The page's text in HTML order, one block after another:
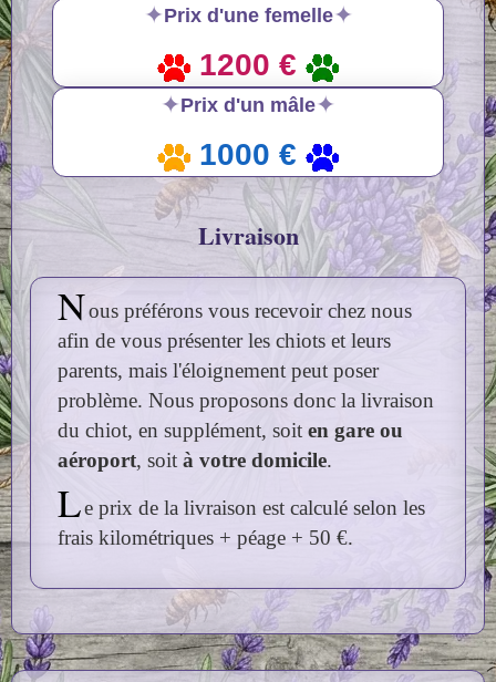
✦Prix d'une femelle✦
1200 €
✦Prix d'un mâle✦
1000 €
Livraison
Nous préférons vous recevoir chez nous
afin de vous présenter les chiots et leurs
parents, mais l'éloignement peut poser
problème. Nous proposons donc la livraison
du chiot, en supplément, soit en gare ou
aéroport, soit à votre domicile.
Le prix de la livraison est calculé selon les
frais kilométriques + péage + 50 €.